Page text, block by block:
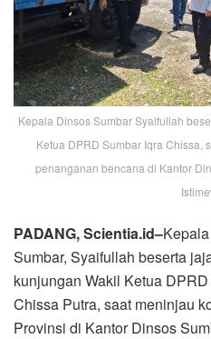
Kepala Dinsos Sumbar Syaifullah
Ketua DPRD Sumbar Iqra Chissa,
penanganan bencana di Kantor
PADANG, Scientia.id–
Sumbar, Syaifullah beserta
kunjungan Wakil Ketua
Chissa Putra, saat meninjau
Provinsi di Kantor Dinsos